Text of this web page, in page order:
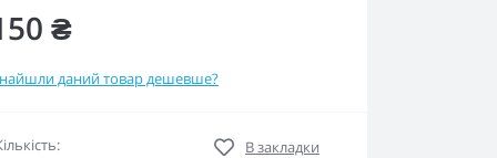
₴
даний товар дешевше?
В закладки